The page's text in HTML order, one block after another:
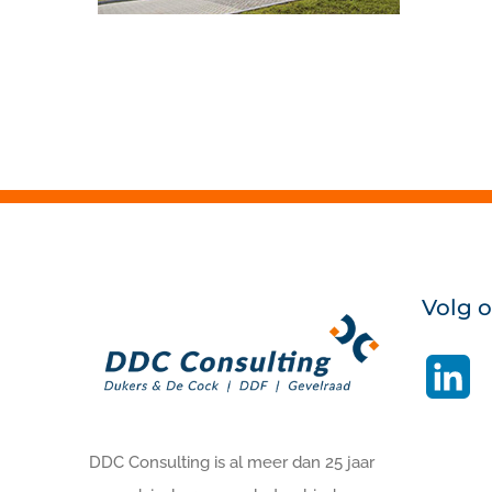
DDC Consulting is al meer dan 25 jaar
Volg